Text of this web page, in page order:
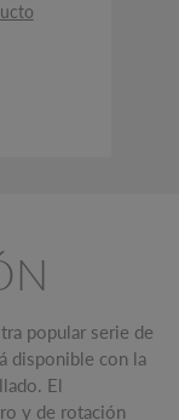
popular serie de
disponible con la
El
y de rotación